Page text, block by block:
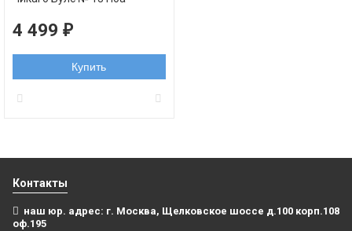
swingman REV30
4 499 ₽
Купить
Контакты
наш юр. адрес: г. Москва, Щелковское шоссе д.100 корп.108
оф.195